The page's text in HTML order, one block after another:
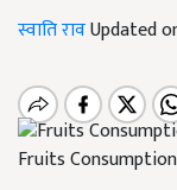
स्वाति रावUpdated
Fruits Consumption